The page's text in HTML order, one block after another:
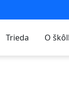
Trieda O